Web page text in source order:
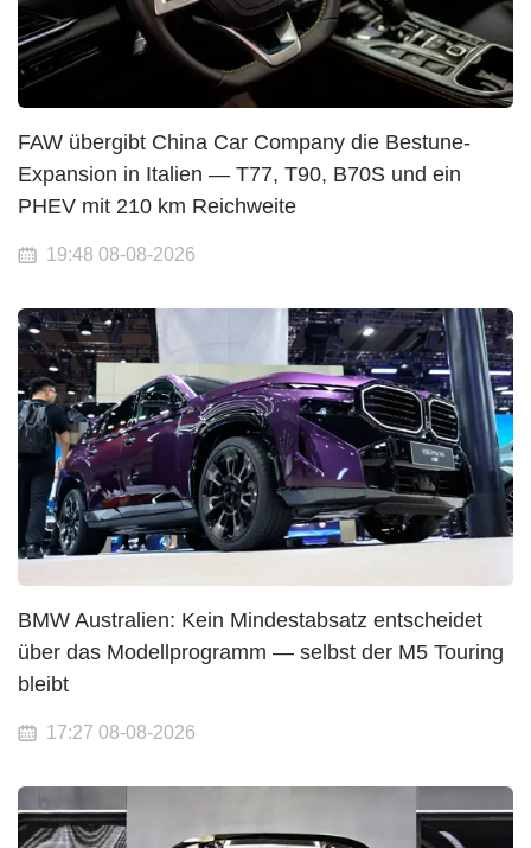
FAW übergibt China Car Company die Bestune-
Expansion in Italien — T77, T90, B70S und ein
PHEV mit 210 km Reichweite
19:48 08-08-2026
BMW Australien: Kein Mindestabsatz entscheidet
über das Modellprogramm — selbst der M5 Touring
bleibt
17:27 08-08-2026